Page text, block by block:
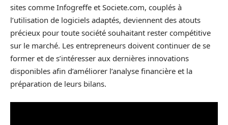
sites comme Infogreffe et Societe.com, couplés à
l’utilisation de logiciels adaptés, deviennent des atouts
précieux pour toute société souhaitant rester compétitive
sur le marché. Les entrepreneurs doivent continuer de se
former et de s’intéresser aux dernières innovations
disponibles afin d’améliorer l’analyse financière et la
préparation de leurs bilans.